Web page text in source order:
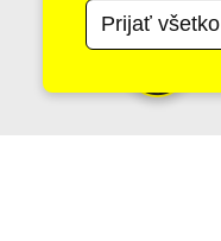
Prijať všetko